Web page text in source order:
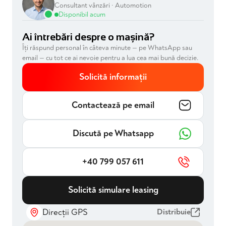
Consultant vânzări · Automotion
Disponibil acum
Ai întrebări despre o mașină?
Îți răspund personal în câteva minute — pe WhatsApp sau
email — cu tot ce ai nevoie pentru a lua cea mai bună decizie.
Solicită informații
Contactează pe email
Discută pe Whatsapp
+40 799 057 611
Solicită simulare leasing
Direcții GPS Distribuie